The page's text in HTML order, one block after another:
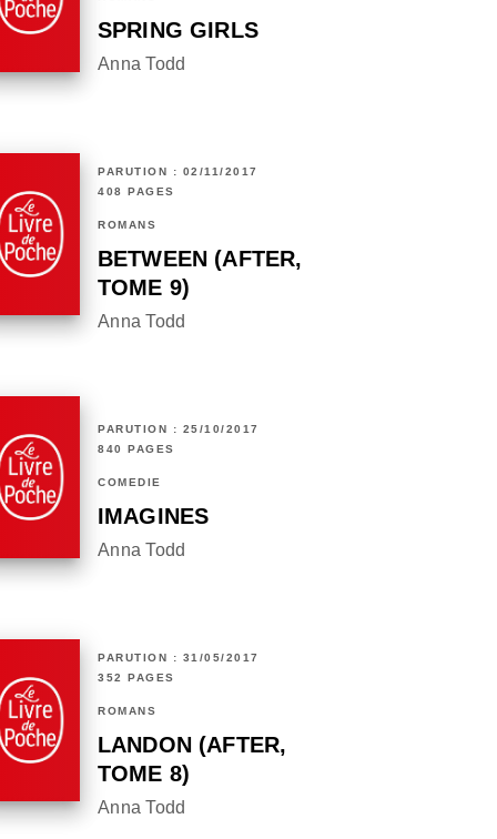
SPRING GIRLS
Anna Todd
PARUTION : 02/11/2017
408 PAGES
ROMANS
BETWEEN (AFTER,
TOME 9)
Anna Todd
PARUTION : 25/10/2017
840 PAGES
COMÉDIE
IMAGINES
Anna Todd
PARUTION : 31/05/2017
352 PAGES
ROMANS
LANDON (AFTER,
TOME 8)
Anna Todd